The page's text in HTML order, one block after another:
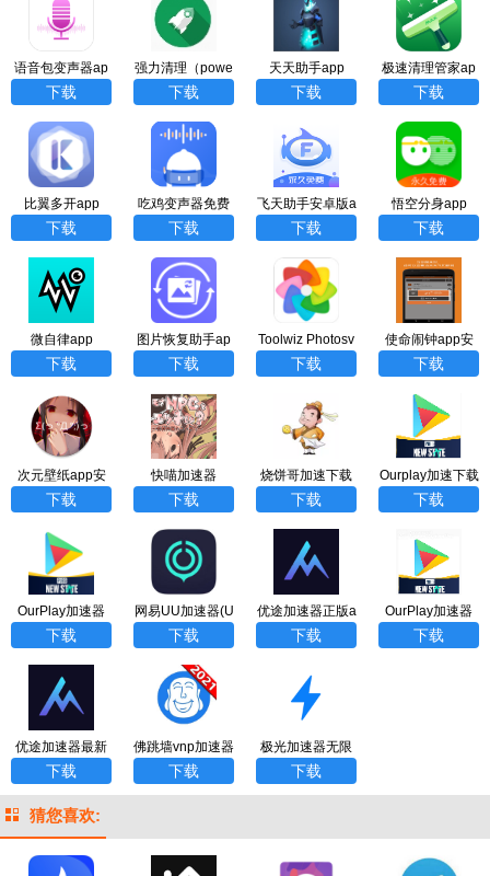
语音包变声器ap
p
下载
强力清理（powe
rfulcleaner）app
下载
天天助手app
下载
极速清理管家ap
p
下载
比翼多开app
下载
吃鸡变声器免费
版app
下载
飞天助手安卓版a
pp
下载
悟空分身app
下载
微自律app
下载
图片恢复助手ap
p
下载
Toolwiz Photosv
11.12安卓版
下载
使命闹钟app安
卓版（Alarmy）
下载
次元壁纸app安
卓版
下载
快喵加速器
下载
烧饼哥加速下载
器
下载
Ourplay加速下载
器
下载
OurPlay加速器
（谷歌游戏）ap
下载
网易UU加速器(U
UBooster)国际服
下载
优途加速器正版a
pp
下载
OurPlay加速器
（云帆免费下
下载
优途加速器最新
版app
下载
佛跳墙vnp加速器
app
下载
极光加速器无限
试用vip官方版ap
下载
猜您喜欢: